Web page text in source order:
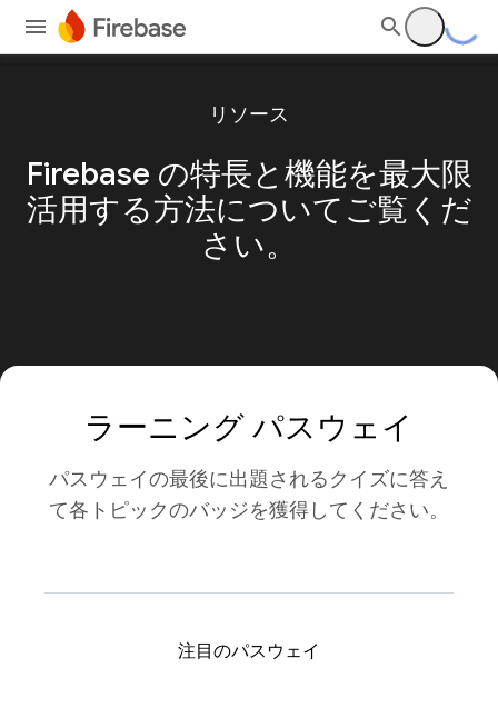
リソース
Firebase の特長と機能を最大限
活用する方法についてご覧くだ
さい。
ラーニング パスウェイ
パスウェイの最後に出題されるクイズに答え
て各トピックのバッジを獲得してください。
注目のパスウェイ